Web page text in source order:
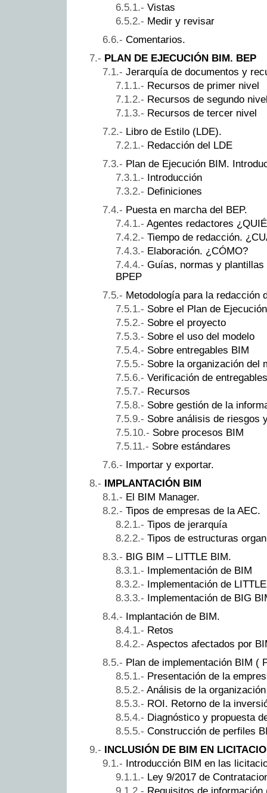
Vistas
Medir y revisar
Comentarios.
PLAN DE EJECUCIÓN BIM. BEP
Jerarquía de documentos y
Recursos de primer nivel
Recursos de segundo
Recursos de tercer nivel
Libro de Estilo (LDE).
Redacción del LDE
Plan de Ejecución BIM.
Introducción
Definiciones
Puesta en marcha del BEP.
Agentes redactores
Tiempo de redacción.
Elaboración. ¿CÓMO?
Guías, normas y
BPEP
Metodología para la redacción
Sobre el Plan de
Sobre el proyecto
Sobre el uso del modelo
Sobre entregables BIM
Sobre la organización del
Verificación de
Recursos
Sobre gestión de la
Sobre análisis de riesgos
Sobre procesos BIM
Sobre estándares
Importar y exportar.
IMPLANTACIÓN BIM
El BIM Manager.
Tipos de empresas de la AEC.
Tipos de jerarquía
Tipos de estructuras
BIG BIM – LITTLE BIM.
Implementación de BIM
Implementación de
Implementación de BIG
Implantación de BIM.
Retos
Aspectos afectados por
Plan de implementación BIM (
Presentación de la
Análisis de la organización
ROI. Retorno de la
Diagnóstico y propuesta
Construcción de perfiles
INCLUSIÓN DE BIM EN
Introducción BIM en las
Ley 9/2017 de